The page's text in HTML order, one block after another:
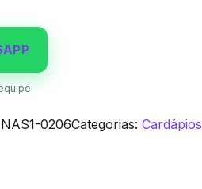
0206Categorias:Cardápios